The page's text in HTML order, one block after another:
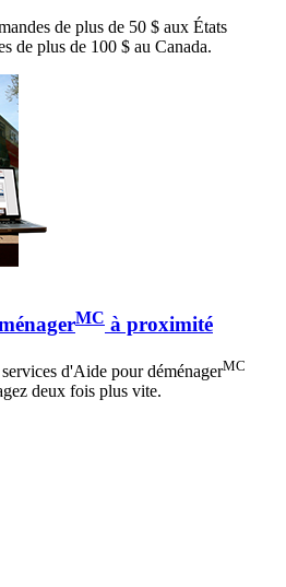
de plus de 50 $ aux États
de plus de 100 $ au Canada.
MC à proximité
d'Aide pour déménagerMC
deux fois plus vite.